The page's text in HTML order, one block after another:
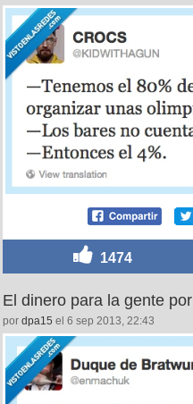
1474
El dinero para la gente
por dpa15 el 6 sep 2013, 22:43